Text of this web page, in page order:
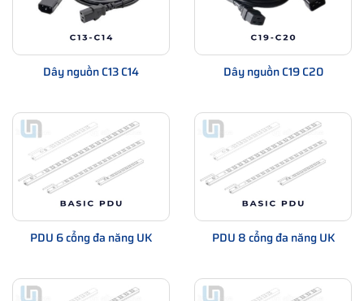
Dây nguồn C13 C14 Dây nguồn C19 C20
PDU 6 cổng đa năng UK PDU 8 cổng đa năng UK